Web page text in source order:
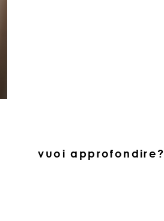
vuoi approfondire?